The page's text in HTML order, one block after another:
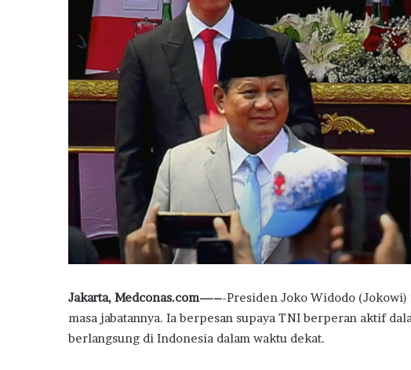
Jakarta, Medconas.com—–-Presiden Joko Widodo
masa jabatannya. Ia berpesan supaya TNI berperan aktif
berlangsung di Indonesia dalam waktu dekat.